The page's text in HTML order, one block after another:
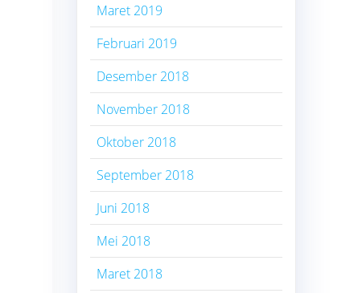
Maret 2019
Februari 2019
Desember 2018
November 2018
Oktober 2018
September 2018
Juni 2018
Mei 2018
Maret 2018